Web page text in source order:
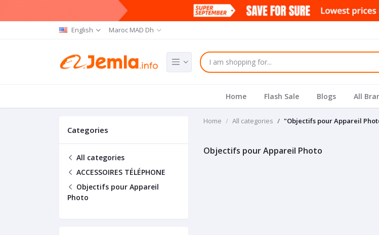
English Maroc MAD Dh
Home Flash Sale Blogs All
Categories
All categories
ACCESSOIRES TÉLÉPHONE
Objectifs pour Appareil
Photo
Home All categories "Objectifs pour Appareil
Objectifs pour Appareil Photo